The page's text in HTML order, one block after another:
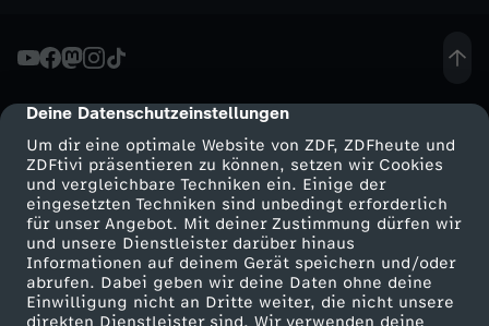
cmp-dialog-description
Deine Datenschutzeinstellungen
Um dir eine optimale Website von ZDF, ZDFheute und
ZDFtivi präsentieren zu können, setzen wir Cookies
und vergleichbare Techniken ein. Einige der
eingesetzten Techniken sind unbedingt erforderlich
für unser Angebot. Mit deiner Zustimmung dürfen wir
und unsere Dienstleister darüber hinaus
Informationen auf deinem Gerät speichern und/oder
abrufen. Dabei geben wir deine Daten ohne deine
Einwilligung nicht an Dritte weiter, die nicht unsere
direkten Dienstleister sind. Wir verwenden deine
2
-
S
o
n
Mehr ZDF
ZDF-Apps
Smart TV
Service
ZDFmitreden
Kontakt zum ZDF